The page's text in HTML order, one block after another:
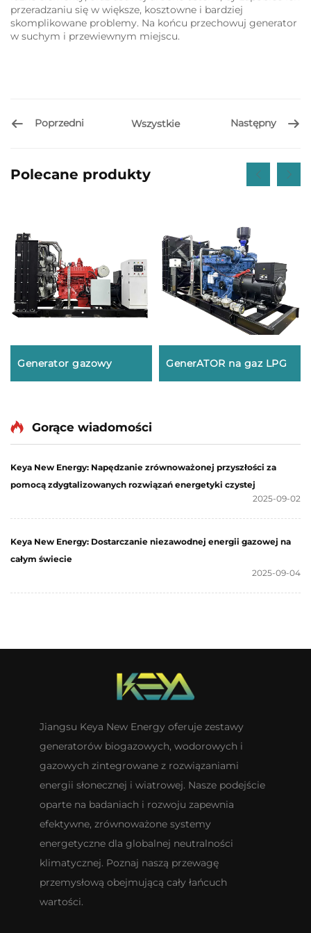
przeradzaniu się w większe, kosztowne i bardziej
skomplikowane problemy. Na końcu przechowuj generator
w suchym i przewiewnym miejscu.
Poprzedni Wszystkie Następny
Polecane produkty
Generator gazowy GenerATOR na gaz LPG
Gorące wiadomości
Keya New Energy: Napędzanie zrównoważonej przyszłości za
pomocą zdygtalizowanych rozwiązań energetyki czystej
2025-09-02
Keya New Energy: Dostarczanie niezawodnej energii gazowej na
całym świecie
2025-09-04
Jiangsu Keya New Energy oferuje zestawy
generatorów biogazowych, wodorowych i
gazowych zintegrowane z rozwiązaniami
energii słonecznej i wiatrowej. Nasze podejście
oparte na badaniach i rozwoju zapewnia
efektywne, zrównoważone systemy
energetyczne dla globalnej neutralności
klimatycznej. Poznaj naszą przewagę
przemysłową obejmującą cały łańcuch
wartości.